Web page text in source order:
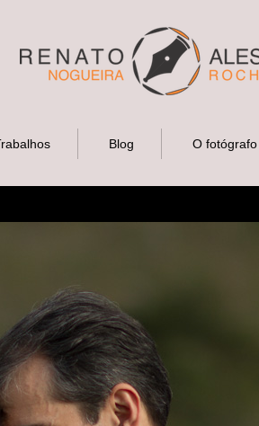
Blog O fotógrafo